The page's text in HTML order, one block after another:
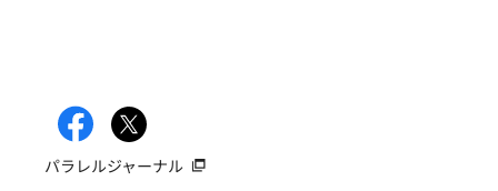
パラレルジャーナル